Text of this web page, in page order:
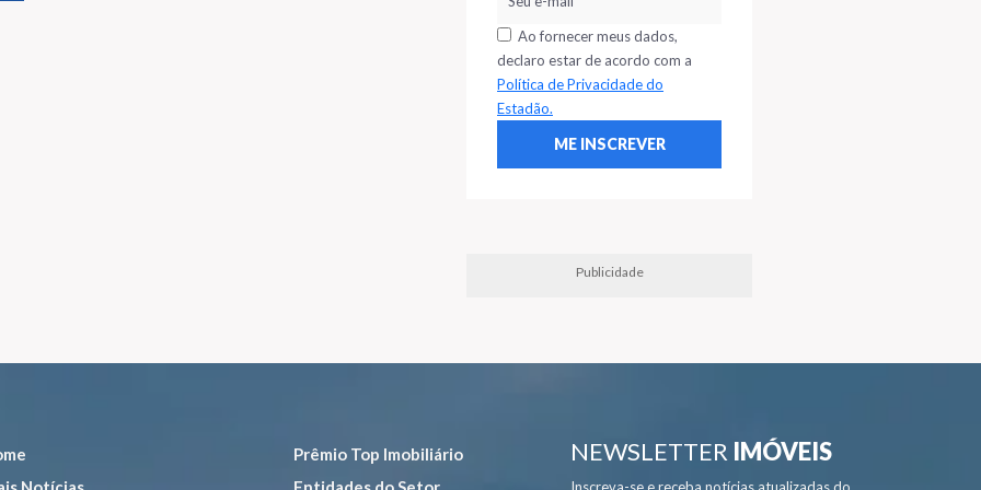
Ao fornecer meus dados,
declaro estar de acordo com a
Política de Privacidade do
Estadão.
Publicidade
Prêmio Top Imobiliário
NEWSLETTER IMÓVEIS